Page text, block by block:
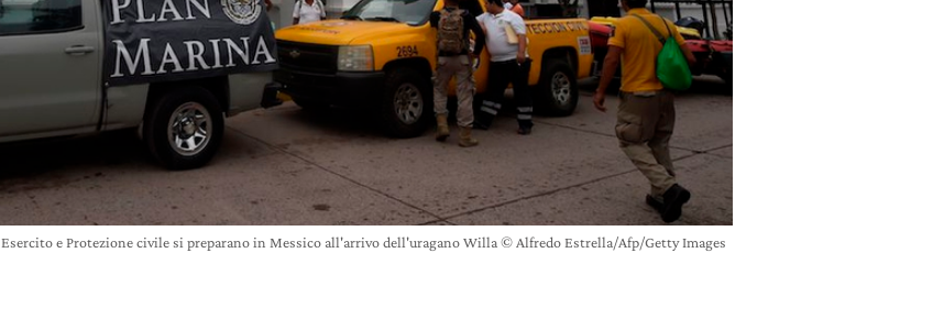
Esercito e Protezione civile si preparano in Messico all'arrivo dell'uragano Willa © Alfredo Estrella/Afp/Getty Images